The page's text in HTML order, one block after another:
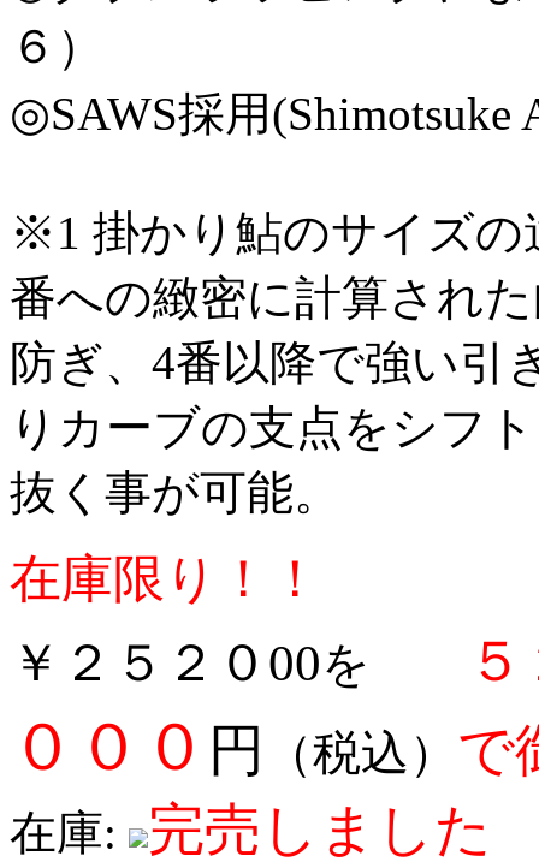
６）
◎SAWS採用(Shimotsuke
※1 掛かり鮎のサイズの
番への緻密に計算され
防ぎ、4番以降で強い引
りカーブの支点をシフ
抜く事が可能。
在庫限り！！
￥２５２０00を
０００ 円 （税込） で
在庫: 完売しました